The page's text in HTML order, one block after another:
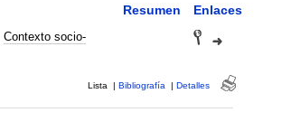
Resumen Enlaces
Contexto socio-
Lista | Bibliografía | Detalles